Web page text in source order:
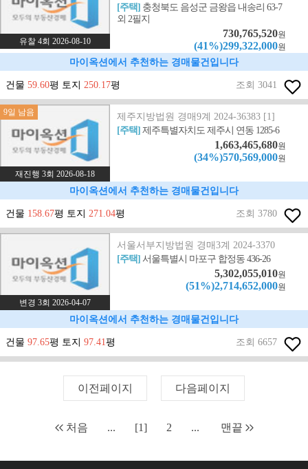
유찰 4회 2026-08-10
[주택] 충청북도 음성군 금왕읍 내송리 63-7
외 2필지
730,765,520원
(41%)299,322,000원
마이옥션에서 추천하는 경매물건입니다
건물 59.60평 토지 250.17평 조회 3041
9일 남음
재진행 3회 2026-08-18
제주지방법원 경매9계 2024-36383 [1]
[주택]제주특별자치도 제주시 연동 1285-6
1,663,465,680원
(34%)570,569,000원
마이옥션에서 추천하는 경매물건입니다
건물 158.67평 토지 271.04평 조회 3780
변경 3회 2026-04-07
서울서부지방법원 경매3계 2024-3370
[주택]서울특별시 마포구 합정동 436-26
5,302,055,010원
(51%)2,714,652,000원
마이옥션에서 추천하는 경매물건입니다
건물 97.65평 토지 97.41평 조회 6657
이전페이지 다음페이지
처음 ... [1] 2 ... 맨끝